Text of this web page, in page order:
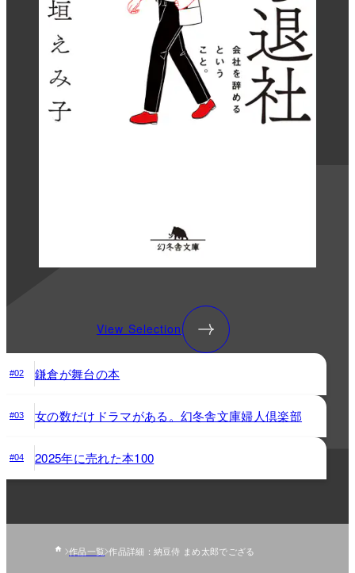
View Selection
#02 鎌倉が舞台の本
#03 女の数だけドラマがある。幻冬舎文庫婦人倶楽部
#04 2025年に売れた本100
作品一覧 作品詳細：納豆侍 まめ太郎でござる